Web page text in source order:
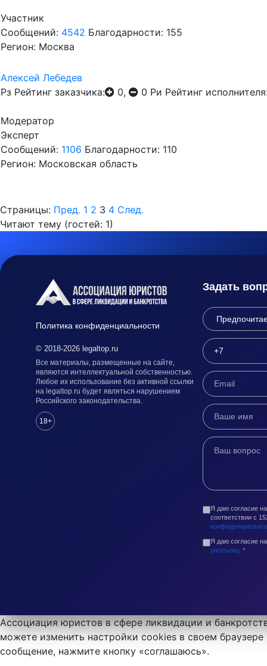
Участник
Сообщений: 4542 Благодарности: 155
Регион: Москва
Алексей Лебедев
Рз Рейтинг заказчика: 0, 0 Ри Рейтинг
Модератор
Эксперт
Сообщений: 1106 Благодарности: 110
Регион: Московская область
Страницы: Пред. 1 2 3 4 След.
Читают тему (гостей: 1)
Политика конфиденциальности
© 2018-2026 legaltop.ru
Все материалы, размещенные на сайте,
являются интеллектуальной собственностью.
Любое их использование без активной ссылки
на legaltop.ru будет являться нарушением
Российского законодательства.
18+
Задать
Я даю согласие
соответствии с
Я даю согласие
рассылку. *
Ассоциация юристов в сфере ликвидации и
можете изменить настройки cookies в своем
сообщение, нажмите кнопку «соглашаюсь».